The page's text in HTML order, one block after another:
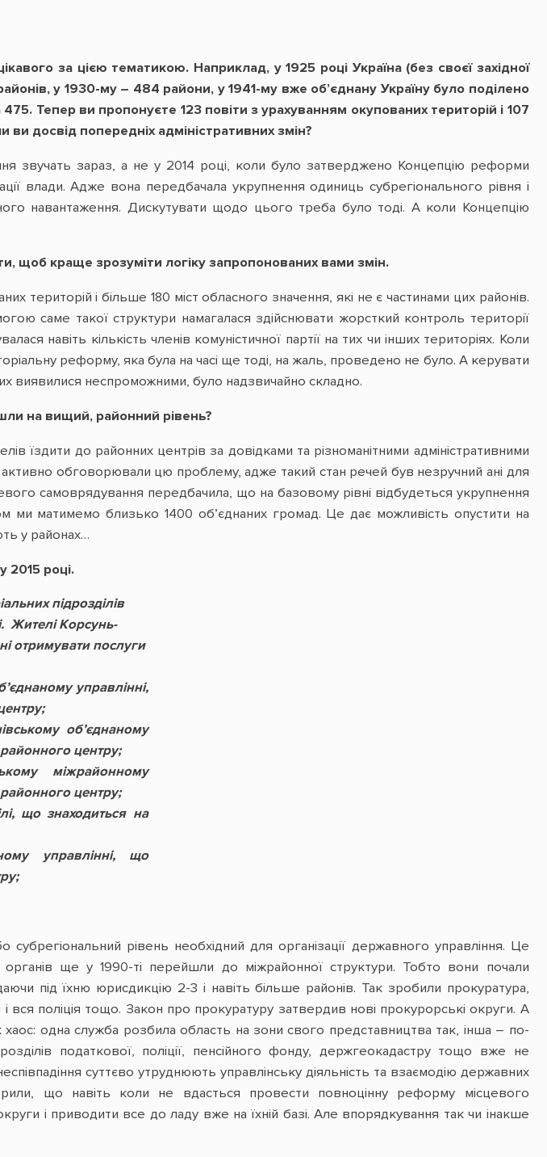
за цією тематикою. Наприклад, у 1925 році Україна (без своєї західної
у 1930-му – 484 райони, у 1941-му вже об’єднану Україну було поділено
Тепер ви пропонуєте 123 повіти з урахуванням окупованих територій і 107
ви досвід попередніх адміністративних змін?
звучать зараз, а не у 2014 році, коли було затверджено Концепцію реформи
влади. Адже вона передбачала укрупнення одиниць субрегіонального рівня і
навантаження. Дискутувати щодо цього треба було тоді. А коли Концепцію
щоб краще зрозуміти логіку запропонованих вами змін.
територій і більше 180 міст обласного значення, які не є частинами цих районів.
саме такої структури намагалася здійснювати жорсткий контроль території
навіть кількість членів комуністичної партії на тих чи інших територіях. Коли
реформу, яка була на часі ще тоді, на жаль, проведено не було. А керувати
виявилися неспроможними, було надзвичайно складно.
на вищий, районний рівень?
їздити до районних центрів за довідками та різноманітними адміністративними
активно обговорювали цю проблему, адже такий стан речей був незручний ані для
самоврядування передбачила, що на базовому рівні відбудеться укрупнення
ми матимемо близько 1400 об’єднаних громад. Це дає можливість опустити на
у районах…
2015 році.
підрозділів
Жителі Корсунь-
отримувати послуги
управлінні,
об’єднаному
районного центру;
міжрайонному
районного центру;
що знаходиться на
управлінні, що
рівень необхідний для організації державного управління. Це
ще у 1990-ті перейшли до міжрайонної структури. Тобто вони почали
під їхню юрисдикцію 2-3 і навіть більше районів. Так зробили прокуратура,
вся поліція тощо. Закон про прокуратуру затвердив нові прокурорські округи. А
одна служба розбила область на зони свого представництва так, інша – по-
податкової, поліції, пенсійного фонду, держгеокадастру тощо вже не
суттєво утруднюють управлінську діяльність та взаємодію державних
що навіть коли не вдасться провести повноцінну реформу місцевого
і приводити все до ладу вже на їхній базі. Але впорядкування так чи інакше